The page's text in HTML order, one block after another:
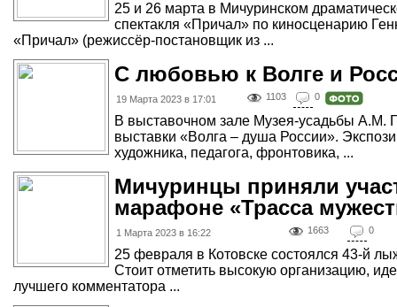
25 и 26 марта в Мичуринском
спектакля «Причал» по киносценарию
«Причал» (режиссёр-постановщик из ...
С любовью к Волге и
19 Марта 2023 в 17:01 1103 0
В выставочном зале Музея-усадьбы А.М.
выставки «Волга – душа России».
художника, педагога, фронтовика, ...
Мичуринцы приняли
марафоне «Трасса
1 Марта 2023 в 16:22 1663 0
25 февраля в Котовске состоялся 43-й
Стоит отметить высокую организацию,
лучшего комментатора ...